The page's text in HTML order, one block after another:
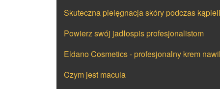
Skuteczna pielęgnacja skóry podczas kąpieli
Powierz swój jadłospis profesjonalistom
Eldano Cosmetics - profesjonalny krem
Czym jest macula